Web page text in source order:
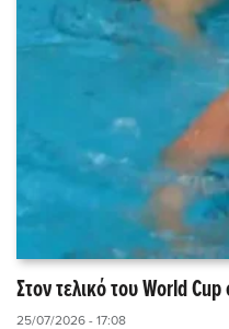
Στον τελικό του World
25/07/2026 - 17:08